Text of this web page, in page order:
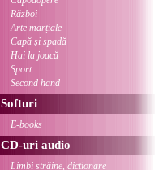
Război
Arte marțiale
Capă și spadă
Hai la joacă
Sport
Second hand
Softuri
E-books
CD-uri audio
Limbi străine, dicționare